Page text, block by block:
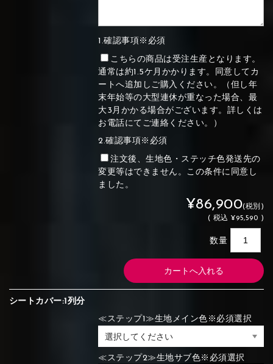
1.確認事項※必須
こちらの商品は受注生産となります。
通常は約1.5ケ月かかります。同意してカ
ートへ追加しご購入ください。（但し年
末年始等の大型連休が重なった場合、最
大3月かかる場合がございます。詳しくは
お電話にてご連絡ください。）
2.確認事項※必須
注文後、生地色・ステッチ色発送先の
変更等はできません。この条件に同意し
ました。
¥86,900(税別)
( 税込 ¥95,590 )
数量
シートカバー:1列分
≪ステップ1≫生地メイン色※必須選択
≪ステップ2≫生地サブ色※必須選択